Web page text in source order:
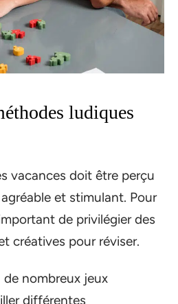
ludiques
vacances doit être perçu
et stimulant. Pour
de privilégier des
créatives pour réviser.
de nombreux jeux
différentes